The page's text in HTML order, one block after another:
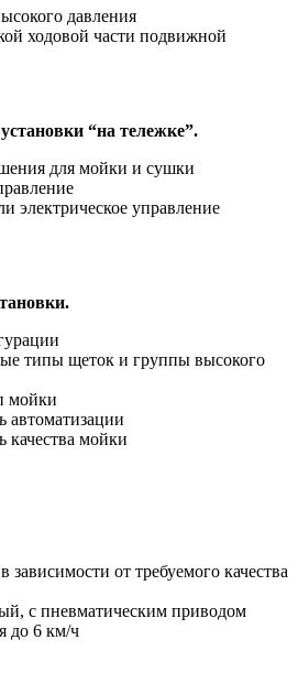
давления
ходовой части подвижной
“на тележке”.
для мойки и сушки
электрическое управление
типы щеток и группы высокого
мойки
автоматизации
качества мойки
зависимости от требуемого качества
с пневматическим приводом
до 6 км/ч